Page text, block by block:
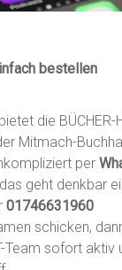
bestellen
die BÜCHER-
Mitmach-
per
geht denkbar
01746631960
schicken,
Team sofort aktiv